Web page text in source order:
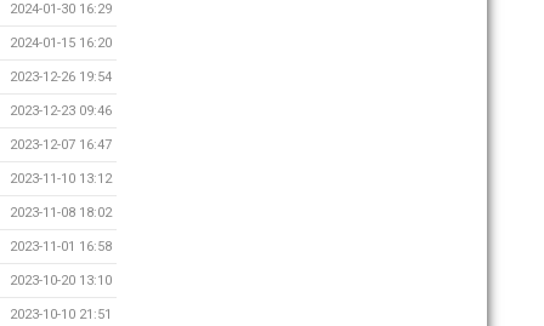
2024-01-30 16:29
2024-01-15 16:20
2023-12-26 19:54
2023-12-23 09:46
2023-12-07 16:47
2023-11-10 13:12
2023-11-08 18:02
2023-11-01 16:58
2023-10-20 13:10
2023-10-10 21:51